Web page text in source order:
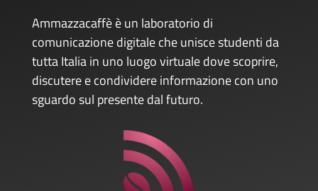
Ammazzacaffè è un laboratorio di
comunicazione digitale che unisce studenti da
tutta Italia in uno luogo virtuale dove scoprire,
discutere e condividere informazione con uno
sguardo sul presente dal futuro.